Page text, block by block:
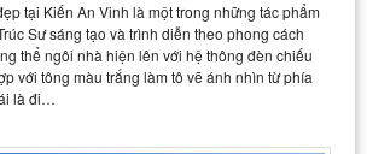
tại Kiến An Vinh là một trong những tác phẩm
Sư sáng tạo và trình diễn theo phong cách
thể ngôi nhà hiện lên với hệ thông đèn chiếu
với tông màu trắng làm tô vẽ ánh nhìn từ phía
là đi…